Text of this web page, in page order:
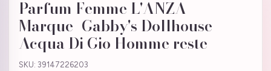
Parfum Femme L'ANZA
Marque_Gabby's Dollhouse
Acqua Di Gio Homme reste
SKU: 39147226203